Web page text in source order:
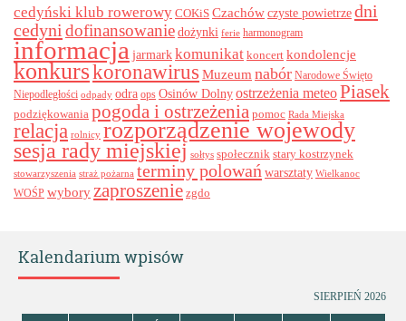
cedyński klub rowerowy COKiS Czachówczyste powietrzedni
cedyni dofinansowanie dożynki ferie harmonogram
informacja jarmark komunikat koncert kondolencje
konkurskoronawirus Muzeumnabór Narodowe Święto
Niepodległości odpady odra ops Osinów Dolnyostrzeżenia meteoPiasek
podziękowania pogoda i ostrzeżenia pomoc Rada Miejska
relacja rolnicy rozporządzenie wojewody
sesja rady miejskiej sołtys społecznik stary kostrzynek
stowarzyszenia straż pożarna terminy polowań warsztaty Wielkanoc
WOŚP wyboryzaproszenie zgdo
Kalendarium wpisów
SIERPIEŃ 2026